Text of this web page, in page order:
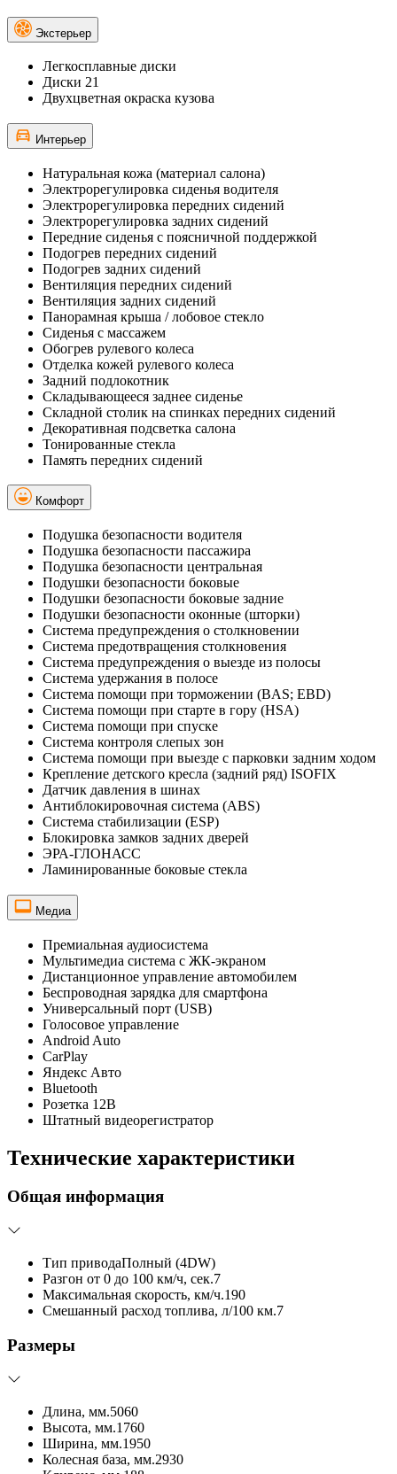
Экстерьер
Легкосплавные диски
Диски 21
Двухцветная окраска кузова
Интерьер
Натуральная кожа (материал салона)
Электрорегулировка сиденья водителя
Электрорегулировка передних сидений
Электрорегулировка задних сидений
Передние сиденья с поясничной поддержкой
Подогрев передних сидений
Подогрев задних сидений
Вентиляция передних сидений
Вентиляция задних сидений
Панорамная крыша / лобовое стекло
Сиденья с массажем
Обогрев рулевого колеса
Отделка кожей рулевого колеса
Задний подлокотник
Складывающееся заднее сиденье
Складной столик на спинках передних сидений
Декоративная подсветка салона
Тонированные стекла
Память передних сидений
Комфорт
Подушка безопасности водителя
Подушка безопасности пассажира
Подушка безопасности центральная
Подушки безопасности боковые
Подушки безопасности боковые задние
Подушки безопасности оконные (шторки)
Система предупреждения о столкновении
Система предотвращения столкновения
Система предупреждения о выезде из полосы
Система удержания в полосе
Система помощи при торможении (BAS; EBD)
Система помощи при старте в гору (HSA)
Система помощи при спуске
Система контроля слепых зон
Система помощи при выезде с парковки задним ходом
Крепление детского кресла (задний ряд) ISOFIX
Датчик давления в шинах
Антиблокировочная система (ABS)
Система стабилизации (ESP)
Блокировка замков задних дверей
ЭРА-ГЛОНАСС
Ламинированные боковые стекла
Медиа
Премиальная аудиосистема
Мультимедиа система с ЖК-экраном
Дистанционное управление автомобилем
Беспроводная зарядка для смартфона
Универсальный порт (USB)
Голосовое управление
Android Auto
CarPlay
Яндекс Авто
Bluetooth
Розетка 12В
Штатный видеорегистратор
Технические характеристики
Общая информация
Тип приводаПолный (4DW)
Разгон от 0 до 100 км/ч, сек.7
Максимальная скорость, км/ч.190
Смешанный расход топлива, л/100 км.7
Размеры
Длина, мм.5060
Высота, мм.1760
Ширина, мм.1950
Колесная база, мм.2930